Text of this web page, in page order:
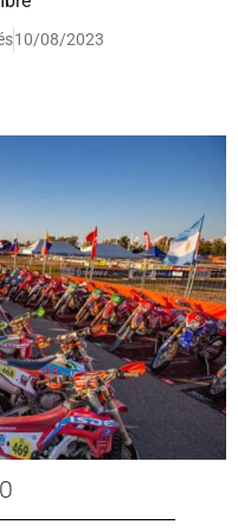
10/08/2023